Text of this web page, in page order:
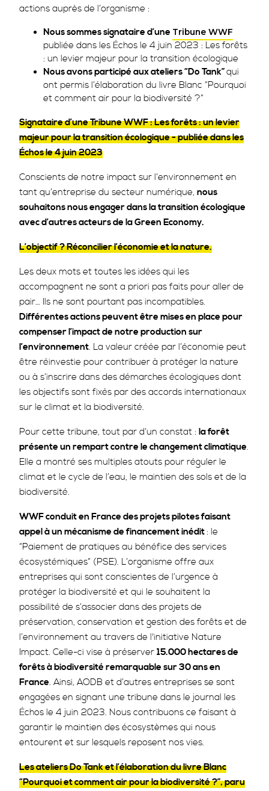
actions auprès de l’organisme :
Nous sommes signataire d’une Tribune WWF
publiée dans les Échos le 4 juin 2023 : Les forêts
: un levier majeur pour la transition écologique
Nous avons participé aux ateliers “Do Tank”qui
ont permis l’élaboration du livre Blanc “Pourquoi
et comment air pour la biodiversité ?”
Signataire d’une Tribune WWF : Les forêts : un levier
majeur pour la transition écologique - publiée dans les
Échos le 4 juin 2023
Conscients de notre impact sur l’environnement en
tant qu’entreprise du secteur numérique, nous
souhaitons nous engager dans la transition écologique
avec d’autres acteurs de la Green Economy.
L’objectif ? Réconcilier l’économie et la nature.
Les deux mots et toutes les idées qui les
accompagnent ne sont a priori pas faits pour aller de
pair… Ils ne sont pourtant pas incompatibles.
Différentes actions peuvent être mises en place pour
compenser l’impact de notre production sur
l’environnement. La valeur créée par l’économie peut
être réinvestie pour contribuer à protéger la nature
ou à s’inscrire dans des démarches écologiques dont
les objectifs sont fixés par des accords internationaux
sur le climat et la biodiversité.
Pour cette tribune, tout par d’un constat : la forêt
présente un rempart contre le changement climatique.
Elle a montré ses multiples atouts pour réguler le
climat et le cycle de l’eau, le maintien des sols et de la
biodiversité.
WWF conduit en France des projets pilotes faisant
appel à un mécanisme de financement inédit: le
“Paiement de pratiques au bénéfice des services
écosystémiques” (PSE). L’organisme offre aux
entreprises qui sont conscientes de l’urgence à
protéger la biodiversité et qui le souhaitent la
possibilité de s’associer dans des projets de
préservation, conservation et gestion des forêts et de
l’environnement au travers de l'initiative Nature
Impact. Celle-ci vise à préserver 15.000 hectares de
forêts à biodiversité remarquable sur 30 ans en
France. Ainsi, AODB et d’autres entreprises se sont
engagées en signant une tribune dans le journal les
Échos le 4 juin 2023. Nous contribuons ce faisant à
garantir le maintien des écosystèmes qui nous
entourent et sur lesquels reposent nos vies.
Les ateliers Do Tank et l’élaboration du livre Blanc
“Pourquoi et comment air pour la biodiversité ?”, paru